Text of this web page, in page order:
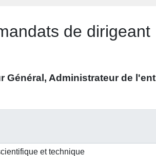
de dirigeant
Général, Administrateurde
et technique